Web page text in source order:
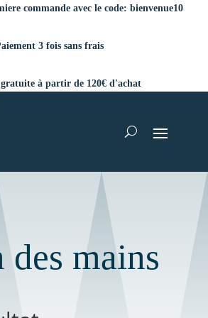
commande avec le code: bienvenue10
3 fois sans frais
à partir de 120€ d'achat
des mains